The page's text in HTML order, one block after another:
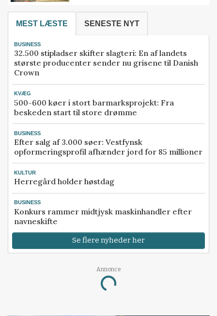
MEST LÆSTE SENESTE NYT
BUSINESS
32.500 stipladser skifter slagteri: En af landets
største producenter sender nu grisene til Danish
Crown
KVÆG
500-600 køer i stort barmarksprojekt: Fra
beskeden start til store drømme
BUSINESS
Efter salg af 3.000 søer: Vestfynsk
opformeringsprofil afhænder jord for 85 millioner
KULTUR
Herregård holder høstdag
BUSINESS
Konkurs rammer midtjysk maskinhandler efter
navneskifte
Se flere nyheder her
Annonce
Loading...